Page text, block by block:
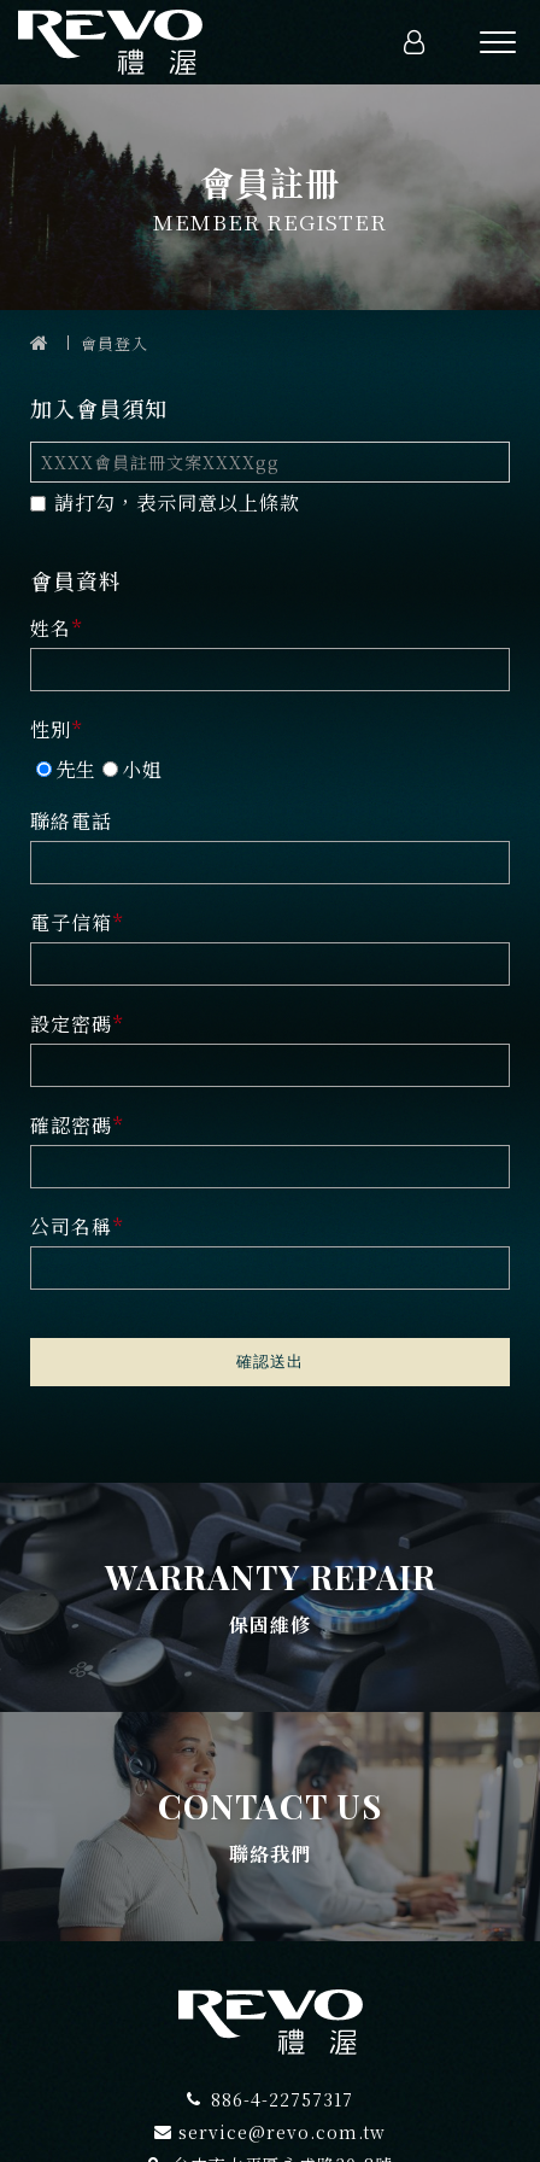
會員註冊
MEMBER REGISTER
會員登入
加入會員須知
XXXX會員註冊文案XXXXgg
請打勾，表示同意以上條款
會員資料
姓名
性別
先生
小姐
聯絡電話
電子信箱
設定密碼
確認密碼
公司名稱
確認送出
WARRANTY REPAIR
保固維修
CONTACT US
聯絡我們
886-4-22757317
service@revo.com.tw